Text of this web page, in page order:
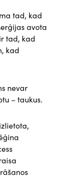
tad, kad
avota
tad, kad
kad
nevar
– taukus.